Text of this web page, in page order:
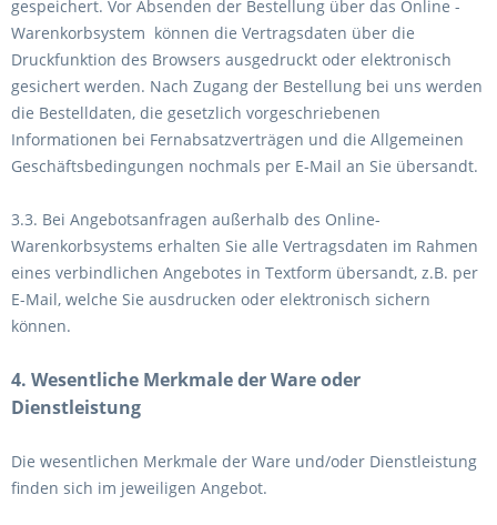
gespeichert. Vor Absenden der Bestellung über das Online -
Warenkorbsystem können die Vertragsdaten über die
Druckfunktion des Browsers ausgedruckt oder elektronisch
gesichert werden. Nach Zugang der Bestellung bei uns werden
die Bestelldaten, die gesetzlich vorgeschriebenen
Informationen bei Fernabsatzverträgen und die Allgemeinen
Geschäftsbedingungen nochmals per E-Mail an Sie übersandt.
3.3. Bei Angebotsanfragen außerhalb des Online-
Warenkorbsystems erhalten Sie alle Vertragsdaten im Rahmen
eines verbindlichen Angebotes in Textform übersandt, z.B. per
E-Mail, welche Sie ausdrucken oder elektronisch sichern
können.
4. Wesentliche Merkmale der Ware oder
Dienstleistung
Die wesentlichen Merkmale der Ware und/oder Dienstleistung
finden sich im jeweiligen Angebot.